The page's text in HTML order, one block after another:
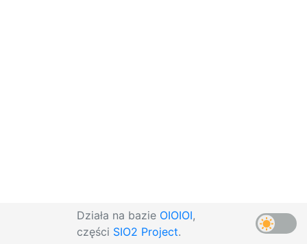
Działa na bazie OIOIOI,
części SIO2 Project.